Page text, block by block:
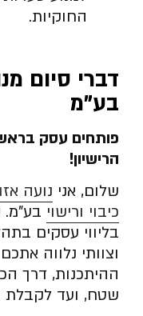
החוקיות.
דברי סיום
בע”מ
פותחים עסק
הרישיון!
שלום, אני נועה
כיבוי ורישוי
בליווי עסקים
וצוותי נלווה
ההיתכנות, דרך
שטח, ועד לקבלת